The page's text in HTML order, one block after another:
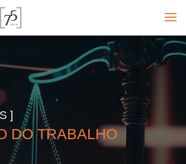
]
DO TRABALHO